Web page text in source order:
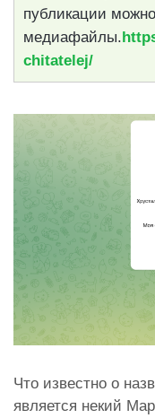
публикации
медиафайлы.
chitatelej/
Что известно о
является некий